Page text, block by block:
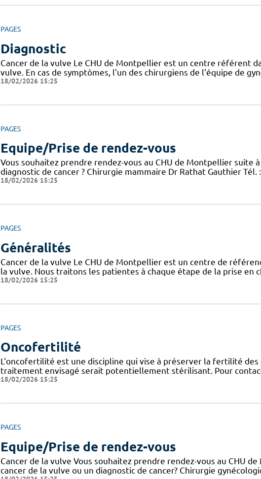
PAGES
Diagnostic
Cancer de la vulve Le CHU de Montpellier est un centre référent
vulve. En cas de symptômes, l'un des chirurgiens de l'équipe de
18/02/2026 15:25
PAGES
Equipe/Prise de rendez-vous
Vous souhaitez prendre rendez-vous au CHU de Montpellier suite
diagnostic de cancer ? Chirurgie mammaire Dr Rathat Gauthier
18/02/2026 15:25
PAGES
Généralités
Cancer de la vulve Le CHU de Montpellier est un centre de
la vulve. Nous traitons les patientes à chaque étape de la prise en
18/02/2026 15:25
PAGES
Oncofertilité
L'oncofertilité est une discipline qui vise à préserver la fertilité
traitement envisagé serait potentiellement stérilisant. Pour
18/02/2026 15:25
PAGES
Equipe/Prise de rendez-vous
Cancer de la vulve Vous souhaitez prendre rendez-vous au CHU
cancer de la vulve ou un diagnostic de cancer? Chirurgie